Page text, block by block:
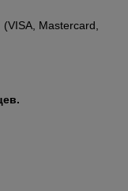
(VISA, Mastercard,